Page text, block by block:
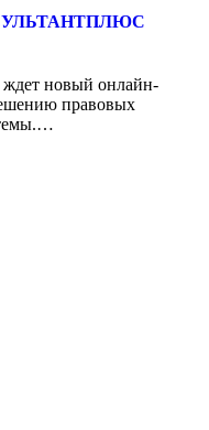
ждет новый онлайн-
правовых
…